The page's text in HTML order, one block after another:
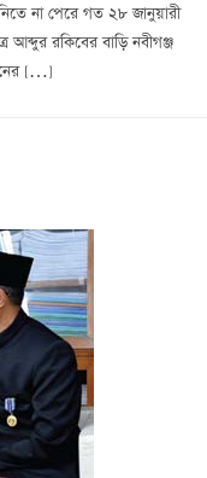
না পেরে গত ২৮ জানুয়ারী
আব্দুর রকিবের বাড়ি নবীগঞ্জ
[…]